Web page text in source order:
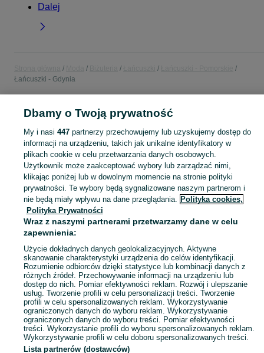
Dalej
Łańcuszki - Gdynia
POLSKA » POMORSKIE » GDYNIA
KATEGORIA
Zobacz
Mapa kategorii
Mapa miejscowości
Mapa ministron
Popularne wyszukiwania
Dbamy o Twoją prywatność
My i nasi 447partnerzy przechowujemy lub uzyskujemy dostęp do
informacji na urządzeniu, takich jak unikalne identyfikatory w
plikach cookie w celu przetwarzania danych osobowych.
Użytkownik może zaakceptować wybory lub zarządzać nimi,
klikając poniżej lub w dowolnym momencie na stronie polityki
prywatności. Te wybory będą sygnalizowane naszym partnerom i
nie będą miały wpływu na dane przeglądania. Polityka cookies,
Polityka Prywatności
Wraz z naszymi partnerami przetwarzamy dane w celu
zapewnienia:
Użycie dokładnych danych geolokalizacyjnych. Aktywne
skanowanie charakterystyki urządzenia do celów identyfikacji.
Rozumienie odbiorców dzięki statystyce lub kombinacji danych z
różnych źródeł. Przechowywanie informacji na urządzeniu lub
dostęp do nich. Pomiar efektywności reklam. Rozwój i ulepszanie
usług. Tworzenie profili w celu personalizacji treści. Tworzenie
profili w celu spersonalizowanych reklam. Wykorzystywanie
ograniczonych danych do wyboru reklam. Wykorzystywanie
ograniczonych danych do wyboru treści. Pomiar efektywności
treści. Wykorzystanie profili do wyboru spersonalizowanych reklam.
Wykorzystywanie profili w celu doboru spersonalizowanych treści.
Lista partnerów (dostawców)